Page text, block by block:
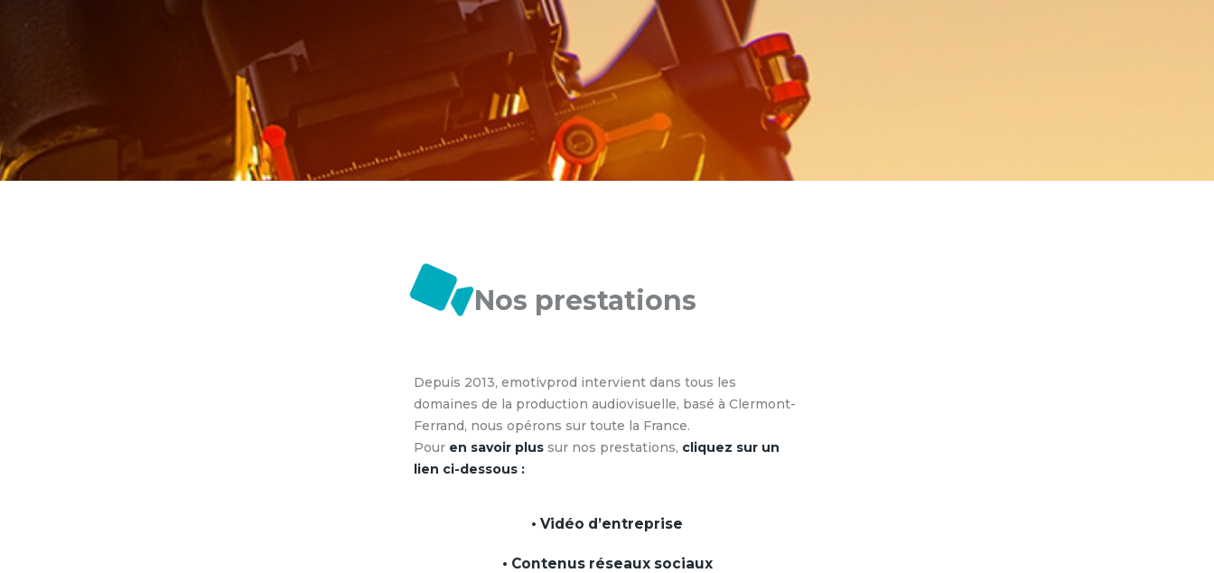
Nos prestations
Depuis 2013, emotivprod intervient dans tous les
domaines de la production audiovisuelle, basé à Clermont-
Ferrand, nous opérons sur toute la France.
Pour en savoir plus sur nos prestations, cliquez sur un
lien ci-dessous :
• Vidéo d’entreprise
• Contenus réseaux sociaux